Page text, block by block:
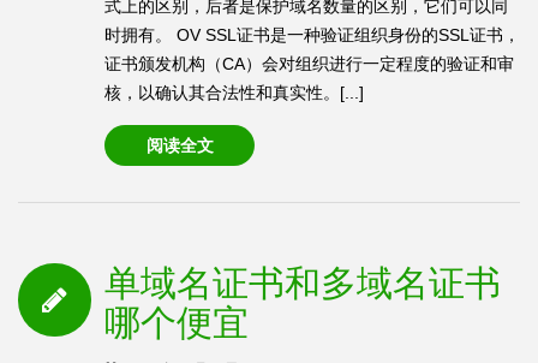
式上的区别，后者是保护域名数量的区别，它们可以同
时拥有。 OV SSL证书是一种验证组织身份的SSL证书，
证书颁发机构（CA）会对组织进行一定程度的验证和审
核，以确认其合法性和真实性。[...]
阅读全文
单域名证书和多域名证书
哪个便宜